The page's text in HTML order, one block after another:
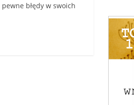
błędy w swoich